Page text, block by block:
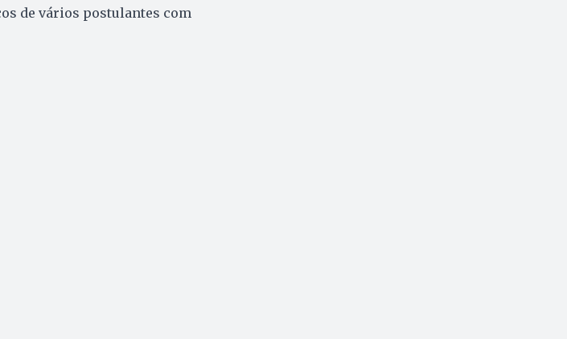
de vários postulantes com